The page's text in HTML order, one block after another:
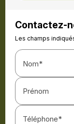
Contactez-
Les champs
Nom*
Prénom
Téléphone*